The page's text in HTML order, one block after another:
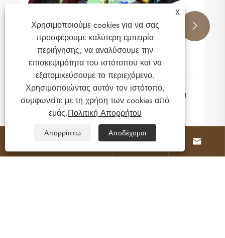
 
 
X
Χρησιμοποιούμε cookies για να σας
προσφέρουμε καλύτερη εμπειρία
περιήγησης, να αναλύσουμε την
επισκεψιμότητα του ιστότοπου και να
εξατομικεύσουμε το περιεχόμενο.
Χρησιμοποιώντας αυτόν τον ιστότοπο,
συμφωνείτε με τη χρήση των cookies από
εμάς.Πολιτική Απορρήτου
Απορρίπτω Αποδέχομαι